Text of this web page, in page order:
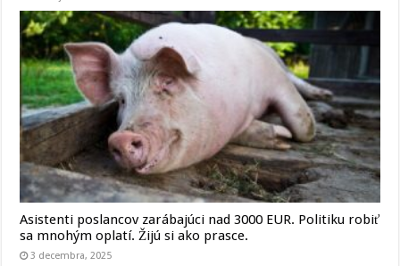
Asistenti poslancov zarábajúci nad 3000 EUR. Politiku robiť
sa mnohým oplatí. Žijú si ako prasce.
3 decembra, 2025